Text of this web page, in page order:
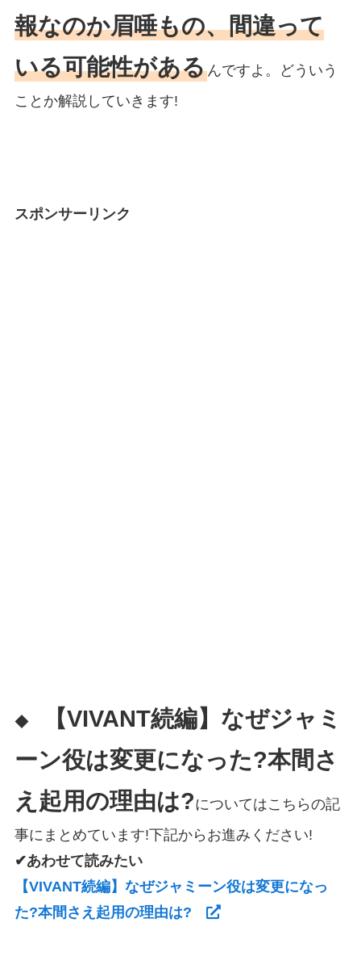
報なのか眉唾もの、間違って
いる可能性があるんですよ。どういう
ことか解説していきます!
スポンサーリンク
◆
【VIVANT続編】なぜジャミ
ーン役は変更になった?本間さ
え起用の理由は?についてはこちらの記
事にまとめています!下記からお進みください!
✔あわせて読みたい
【VIVANT続編】なぜジャミーン役は変更になっ
た?本間さえ起用の理由は?